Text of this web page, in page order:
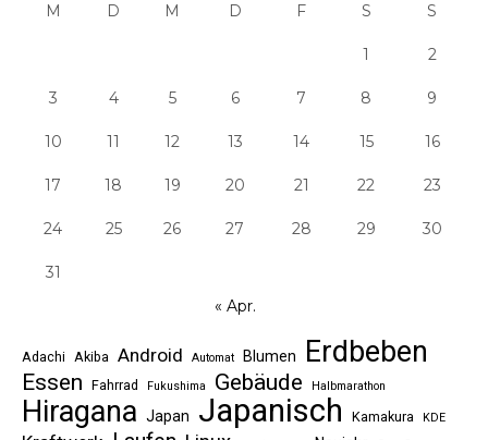
M D M D F S S
1 2
3 4 5 6 7 8 9
10 11 12 13 14 15 16
17 18 19 20 21 22 23
24 25 26 27 28 29 30
31
« Apr.
Adachi Akiba Android Automat Blumen Erdbeben
Essen Fahrrad Fukushima Gebäude Halbmarathon
Hiragana Japan Japanisch Kamakura KDE